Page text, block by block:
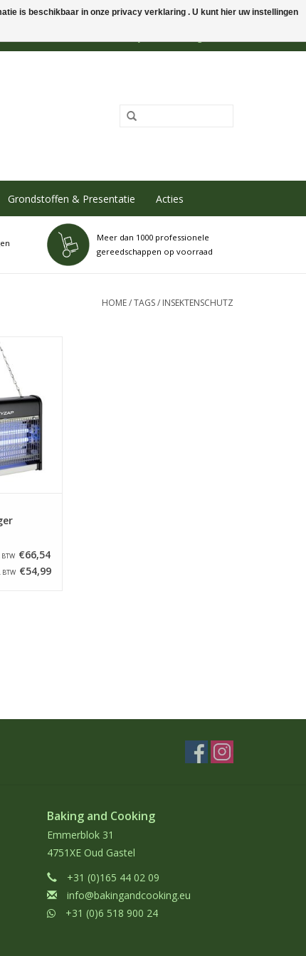
Grondstoffen & Presentatie Acties
Meer dan 1000 professionele
gereedschappen op voorraad
HOME/TAGS/ INSEKTENSCHUTZ
behuizing
buizen om
€66,54
BTW €54,99
Baking and Cooking
Emmerblok 31
4751XE Oud Gastel
+31 (0)165 44 02 09
info@bakingandcooking.eu
+31 (0)6 518 900 24
is beschikbaar in onze privacy verklaring . U kunt hier uw instellingen